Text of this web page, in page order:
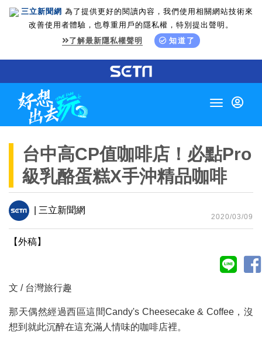
三立新聞網 為了提供更好的閱讀內容，我們使用相關網站技術來
改善使用者體驗，也尊重用戶的隱私權，特別提出聲明。
了解最新隱私權聲明
知道了
Toggle
台中高CP值咖啡店！必點Pro
級乳酪蛋糕X手沖精品咖啡
| 三立新聞網
2020/03/09
【外稿】
文 / 台灣旅行趣
那天偶然經過西區這間Candy's Cheesecake & Coffee，沒
想到就此沉醉在這充滿人情味的咖啡店裡。